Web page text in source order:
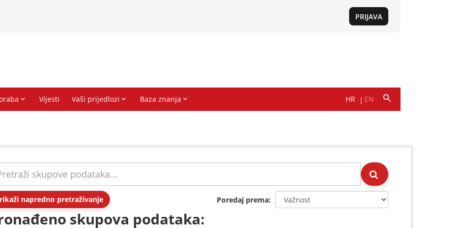
napredno pretraživanje Poredaj prema
skupova podataka: